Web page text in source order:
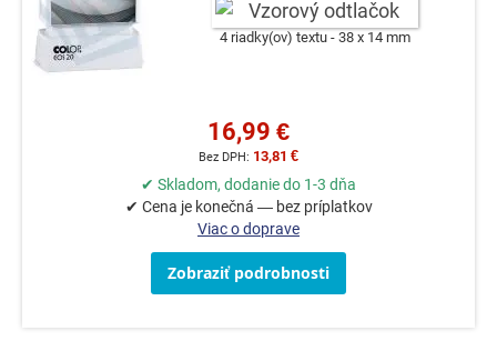
4 riadky(ov) textu 38 x 14 mm
16,99 €
13,81 €
✔ Skladom, dodanie do 1-3 dňa
✔ Cena je konečná — bez príplatkov
Viac o doprave
Zobraziť podrobnosti